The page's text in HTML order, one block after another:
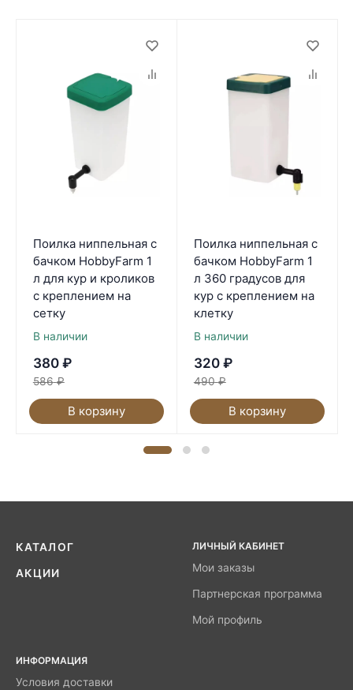
Поилка ниппельная с
бачком HobbyFarm 1
л для кур и кроликов
с креплением на
сетку
В наличии
380 ₽
586 ₽
В корзину
Поилка ниппельная с
бачком HobbyFarm 1
л 360 градусов для
кур с креплением на
клетку
В наличии
320 ₽
490 ₽
В корзину
КАТАЛОГ
АКЦИИ
ЛИЧНЫЙ КАБИНЕТ
Мои заказы
Партнерская программа
Мой профиль
ИНФОРМАЦИЯ
Условия доставки